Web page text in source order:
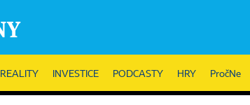
REALITY INVESTICE PODCASTY HRY PročNe